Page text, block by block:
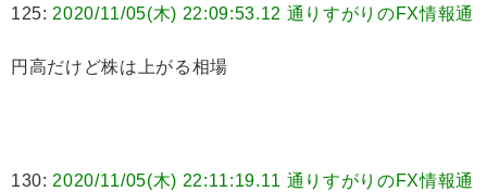
125: 2020/11/05(木) 22:09:53.12 通りすがりのFX情報通
円高だけど株は上がる相場
130: 2020/11/05(木) 22:11:19.11 通りすがりのFX情報通